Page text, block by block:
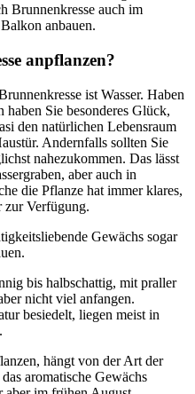
Brunnenkresse auch im
anbauen.
anpflanzen?
ist Wasser. Haben
Sie besonderes Glück,
den natürlichen Lebensraum
Andernfalls sollten Sie
nahezukommen. Das lässt
aber auch in
die Pflanze hat immer klares,
zur Verfügung.
Gewächs sogar
bis halbschattig, mit praller
nicht viel anfangen.
besiedelt, liegen meist in
hängt von der Art der
aromatische Gewächs